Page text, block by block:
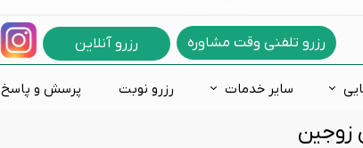
زوجین
اختلالات یادگیری
فوبيا و ترس
مشاوره خانواده
سایر خدمات
مشاوره غیرحضوری
رزرو نوبت پرسش و پاسخ
رزرو تلفنی وقت مشاوره رزرو آنلاین